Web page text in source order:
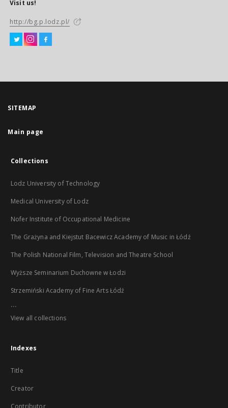
Visit us!
http://bg.p.lodz.pl/
SITEMAP
Main page
Collections
Lodz University of Technology
Medical University of Lodz
Nofer Institute of Occupational Medicine
The Grażyna and Kiejstut Bacewicz Academy of Music in Łódź
The Polish National Film, Television and Theatre School
Wyższe Seminarium Duchowne w Łodzi
Strzemiński Academy of Fine Arts Łódź
...
View all collections
Indexes
Title
Creator
Contributor